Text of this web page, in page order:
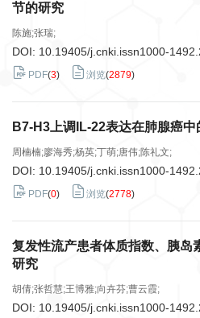
节的研究
陈施;张瑞;
DOI: 10.19405/j.cnki.issn1000-
PDF(3) 浏览(2879)
B7-H3上调IL-22表达在肺腺癌中
周楠楠;廖海秀;杨英;丁萌;唐伟;陈礼文;
DOI: 10.19405/j.cnki.issn1000-
PDF(0) 浏览(2778)
复发性流产患者体质指数、胰岛
研究
胡倩;张哲慧;王博雅;向卉芬;曹云霞;
DOI: 10.19405/j.cnki.issn1000-